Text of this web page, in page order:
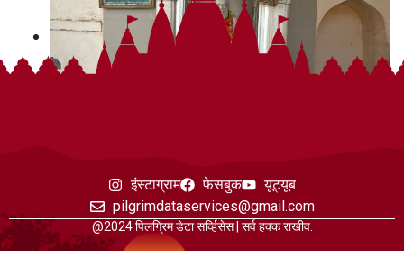
इंस्टाग्राम फेसबुक
यूट्यूब
pilgrimdataservices@gmail.com
@2024 पिलग्रिम डेटा सर्व्हिसेस | सर्व हक्क राखीव.